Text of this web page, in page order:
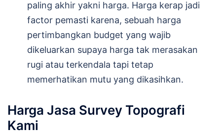
paling akhir yakni harga. Harga kerap jadi
factor pemasti karena, sebuah harga
pertimbangkan budget yang wajib
dikeluarkan supaya harga tak merasakan
rugi atau terkendala tapi tetap
memerhatikan mutu yang dikasihkan.
Harga Jasa Survey Topografi
Kami